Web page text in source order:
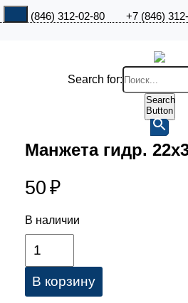
+7 (846) 312-02-80 +7 (846)
Search for:
Search
Button
Манжета гидр.
50 ₽
В наличии
В корзину